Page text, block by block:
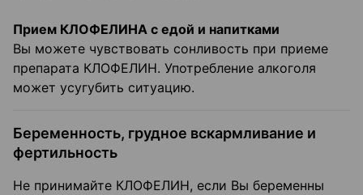
Прием КЛОФЕЛИНА с едой и напитками
Вы можете чувствовать сонливость при приеме
препарата КЛОФЕЛИН. Употребление алкоголя
может усугубить ситуацию.
Беременность, грудное вскармливание и
фертильность
Не принимайте КЛОФЕЛИН, если Вы беременны